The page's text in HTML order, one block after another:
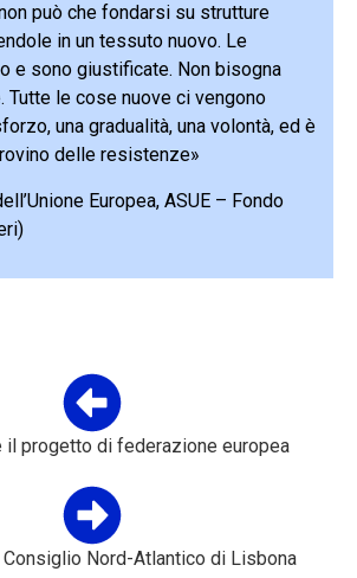
può che fondarsi su strutture
in un tessuto nuovo. Le
e sono giustificate. Non bisogna
Tutte le cose nuove ci vengono
una gradualità, una volontà, ed è
delle resistenze»
Europea, ASUE – Fondo
il progetto di federazione europea
Consiglio Nord-Atlantico di Lisbona